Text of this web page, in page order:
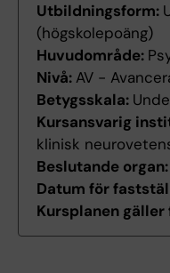
Utbildningsform:
(högskolepoäng)
Huvudområde:
Nivå: AV -
Betygsskala:
Kursansvarig
klinisk
Beslutande organ:
Datum för
Kursplanen gäller